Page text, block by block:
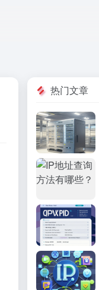
热门文章